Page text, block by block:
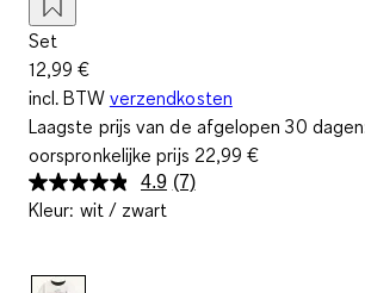
Set
12,99 €
incl. BTW verzendkosten
Laagste prijs van de afgelopen 30
oorspronkelijke prijs 22,99 €
4.9 Lees
(7)
Kleur: wit / zwart